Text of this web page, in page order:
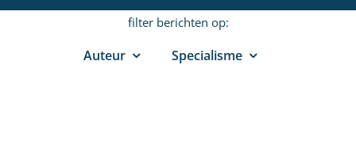
filter berichten op:
Auteur Specialisme